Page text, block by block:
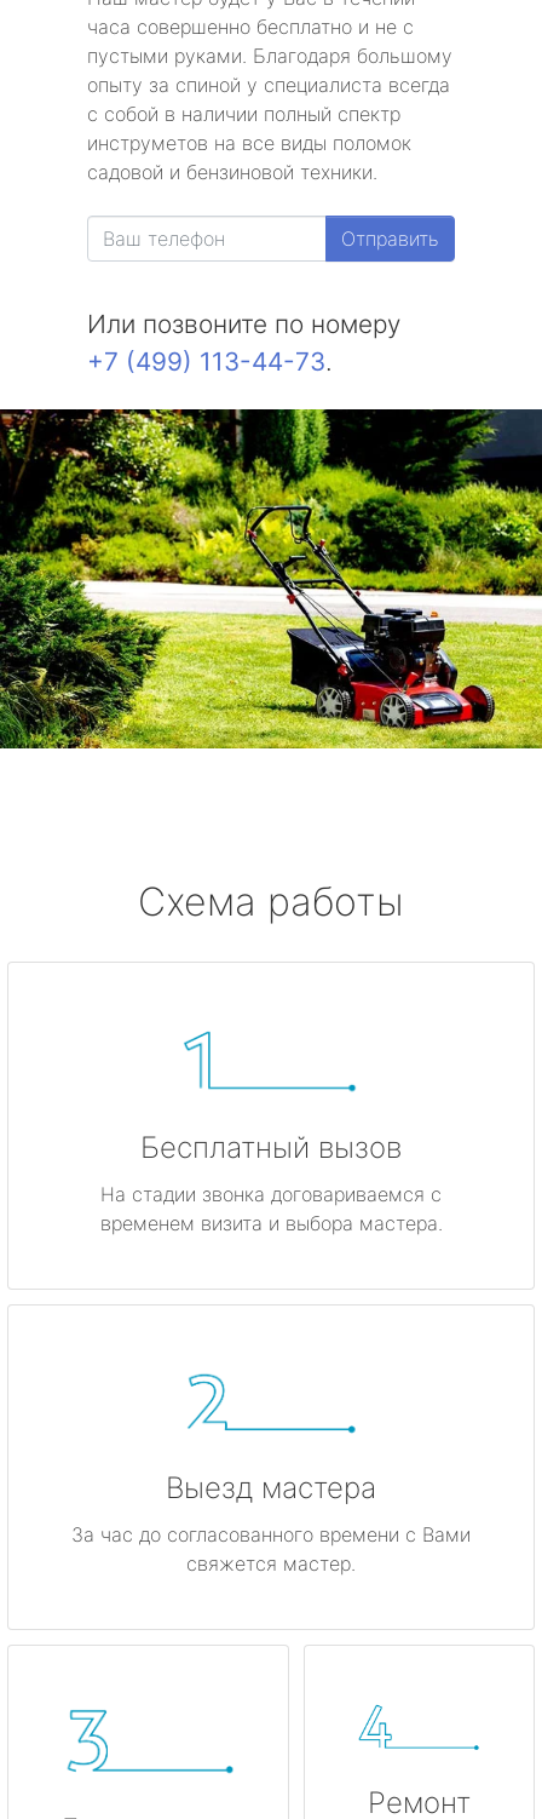
часа совершенно бесплатно и не с
пустыми руками. Благодаря большому
опыту за спиной у специалиста всегда
с собой в наличии полный спектр
инструметов на все виды поломок
садовой и бензиновой техники.
Отправить
Или позвоните по номеру
+7 (499) 113-44-73.
Схема работы
Бесплатный вызов
На стадии звонка договариваемся с
временем визита и выбора мастера.
Выезд мастера
За час до согласованного времени с Вами
свяжется мастер.
Ремонт